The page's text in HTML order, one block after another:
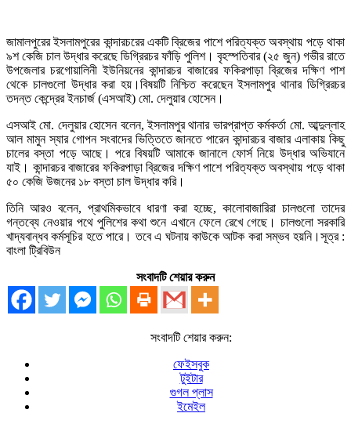
জামালপুরের ইসলামপুরের কান্দারচরের একটি ব্রিজের পাশে পরিত্যক্ত অবস্থায় পড়ে থাকা
৯শ কেজি চাল উদ্ধার করেছে ডিগ্রিরচর ফাঁড়ি পুলিশ। বৃহস্পতিবার (২৫ জুন) গভীর রাতে
উপজেলার চরগোয়ালিনী ইউনিয়নের কান্দারচর বাজারের ফকিরপাড়া ব্রিজের দক্ষিণ পাশ
থেকে চালগুলো উদ্ধার করা হয়।বিষয়টি নিশ্চিত করেছেন ইসলামপুর থানার ডিগ্রিরচর
তদন্ত কেন্দ্রের ইনচার্জ (এসআই) মো. দেলুয়ার হোসেন।
এসআই মো. দেলুয়ার হোসেন বলেন, ইসলামপুর থানার ভারপ্রাপ্ত কর্মকর্তা মো. আব্দুল্লাহ
আল মামুন স্যার গোপন সংবাদের ভিত্তিতে জানতে পারেন কান্দারচর বাজার এলাকায় কিছু
চালের বস্তা পড়ে আছে। পরে বিষয়টি আমাকে জানালে ফোর্স নিয়ে উদ্ধার অভিযানে
যাই। কান্দারচর বাজারের ফকিরপাড়া ব্রিজের দক্ষিণ পাশে পরিত্যক্ত অবস্থায় পড়ে থাকা
৫০ কেজি উজনের ১৮ বস্তা চাল উদ্ধার করি।
তিনি আরও বলেন, প্রাথমিকভাবে ধারণা করা হচ্ছে, কালোবাজারিরা চালগুলো তাদের
গন্তব্যে নেওয়ার পথে পুলিশের কথা শুনে এখানে ফেলে রেখে গেছে। চালগুলো সরকারি
খাদ্যবান্ধব কর্মসূচির হতে পারে। তবে এ ঘটনায় কাউকে আটক করা সম্ভব হয়নি।সূত্র :
বাংলা ট্রিবিউন
সংবাদটি শেয়ার করুন
সংবাদটি শেয়ার করুন:
ফেইসবুক
টুইটার
গুগল প্লাস
ইমেইল